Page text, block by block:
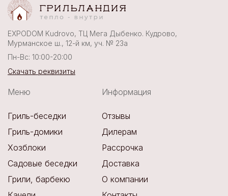
EXPODOM Kudrovo, ТЦ Мега Дыбенко. Кудрово,
Мурманское ш., 12-й км, уч. № 23а
Пн-Вс: 10:00-20:00
Скачать реквизиты
Меню
Гриль-беседки
Гриль-домики
Хозблоки
Садовые беседки
Грили, барбекю
Информация
Отзывы
Дилерам
Рассрочка
Доставка
О компании